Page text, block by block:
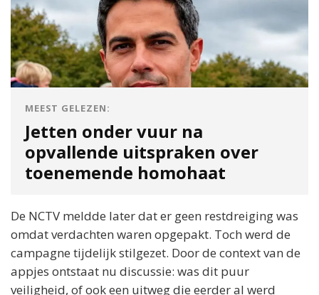
MEEST GELEZEN:
Jetten onder vuur na
opvallende uitspraken over
toenemende homohaat
De NCTV meldde later dat er geen restdreiging was
omdat verdachten waren opgepakt. Toch werd de
campagne tijdelijk stilgezet. Door de context van de
appjes ontstaat nu discussie: was dit puur
veiligheid, of ook een uitweg die eerder al werd